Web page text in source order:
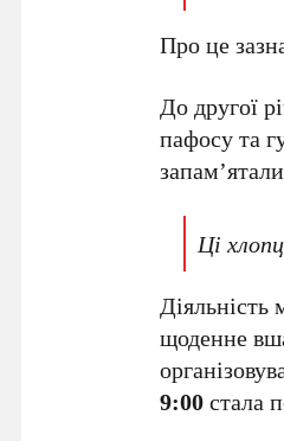
Про це
До другої
пафосу та
Ці
Діяльність
щоденне
9:00стала